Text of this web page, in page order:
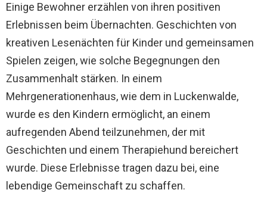
Einige Bewohner erzählen von ihren positiven
Erlebnissen beim Übernachten. Geschichten von
kreativen Lesenächten für Kinder und gemeinsamen
Spielen zeigen, wie solche Begegnungen den
Zusammenhalt stärken. In einem
Mehrgenerationenhaus, wie dem in Luckenwalde,
wurde es den Kindern ermöglicht, an einem
aufregenden Abend teilzunehmen, der mit
Geschichten und einem Therapiehund bereichert
wurde. Diese Erlebnisse tragen dazu bei, eine
lebendige Gemeinschaft zu schaffen.